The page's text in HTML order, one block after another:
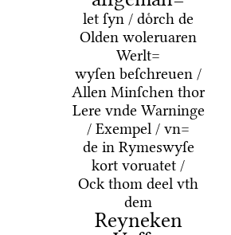
let ſyn / doͤrch de
Olden woleruaren
Werlt=
wyſen beſchreuen /
Allen Minſchen thor
Lere vnde Warninge
/ Exempel / vn=
de in Rymeswyſe
kort voruatet /
Ock thom deel vth
dem
Reyneken